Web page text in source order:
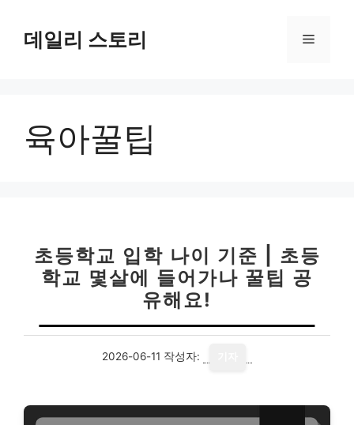
데일리 스토리 메
육아꿀팁
초등학교 입학 나이 기준 | 초등
학교 몇살에 들어가나 꿀팁 공
유해요!
2026-06-11 작성자: